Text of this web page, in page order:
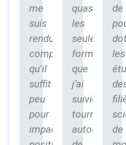
me
suis
rendu
compte
qu'il
suffit
peu
pour
impacter
quasiment
les
seules
formations
que
j’ai
suivies,
tournaient
autour
de
les
de